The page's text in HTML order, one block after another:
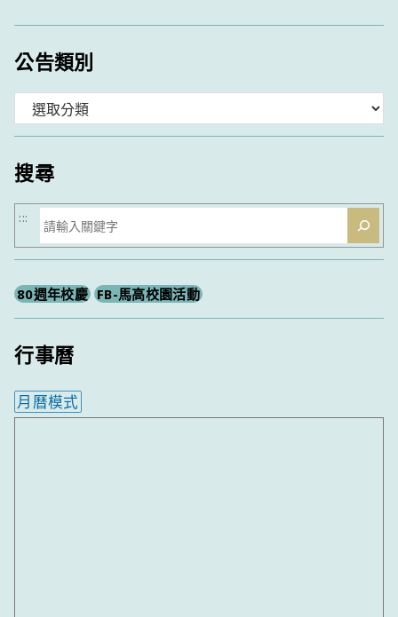
公告類別
類
搜尋
搜
尋
:::
80週年校慶 FB-馬高校園活動
行事曆
月曆模式